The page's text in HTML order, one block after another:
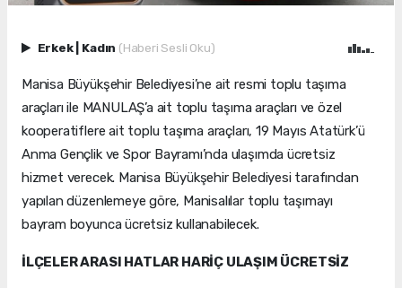
Erkek Kadın (Haberi Sesli Oku)
Manisa Büyükşehir Belediyesi’ne ait resmi toplu taşıma
araçları ile MANULAŞ’a ait toplu taşıma araçları ve özel
kooperatiflere ait toplu taşıma araçları, 19 Mayıs Atatürk’ü
Anma Gençlik ve Spor Bayramı’nda ulaşımda ücretsiz
hizmet verecek. Manisa Büyükşehir Belediyesi tarafından
yapılan düzenlemeye göre, Manisalılar toplu taşımayı
bayram boyunca ücretsiz kullanabilecek.
İLÇELER ARASI HATLAR HARİÇ ULAŞIM ÜCRETSİZ